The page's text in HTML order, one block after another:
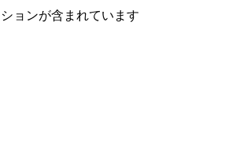
ョンが含まれています